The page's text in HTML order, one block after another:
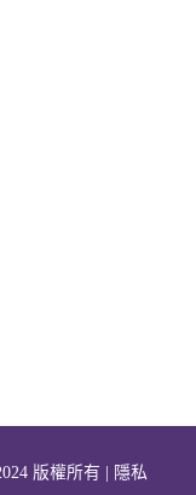
版權所有 |
隱私